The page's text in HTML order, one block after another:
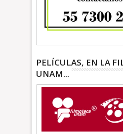
PELÍCULAS, EN LA
UNAM...